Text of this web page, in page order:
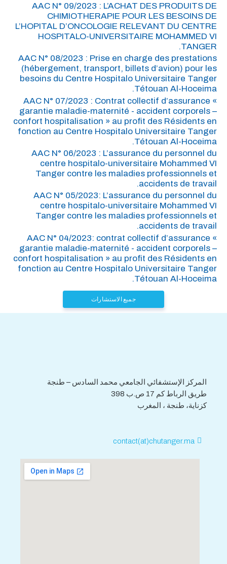
AAC N° 09/2023 : L’ACHAT DES PRODUITS DE
CHIMIOTHERAPIE POUR LES BESOINS DE
L’HOPITAL D’ONCOLOGIE RELEVANT DU CENTRE
HOSPITALO-UNIVERSITAIRE MOHAMMED VI
TANGER.
AAC N° 08/2023 : Prise en charge des prestations
(hébergement, transport, billets d’avion) pour les
besoins du Centre Hospitalo Universitaire Tanger
Tétouan Al-Hoceima.
AAC N° 07/2023 : Contrat collectif d’assurance «
garantie maladie-maternité - accident corporels –
confort hospitalisation » au profit des Résidents en
fonction au Centre Hospitalo Universitaire Tanger
Tétouan Al-Hoceima.
AAC N° 06/2023 : L’assurance du personnel du
centre hospitalo-universitaire Mohammed VI
Tanger contre les maladies professionnels et
accidents de travail.
AAC N° 05/2023: L’assurance du personnel du
centre hospitalo-universitaire Mohammed VI
Tanger contre les maladies professionnels et
accidents de travail.
AAC N° 04/2023: contrat collectif d’assurance «
garantie maladie-maternité - accident corporels –
confort hospitalisation » au profit des Résidents en
fonction au Centre Hospitalo Universitaire Tanger
Tétouan Al-Hoceima.
جميع الاستشارات
المركز الإستشفائي الجامعي محمد السادس – طنجة
طريق الرباط كم 17 ص.ب 398
كزناية، طنجة ، المغرب
contact(at)chutanger.ma